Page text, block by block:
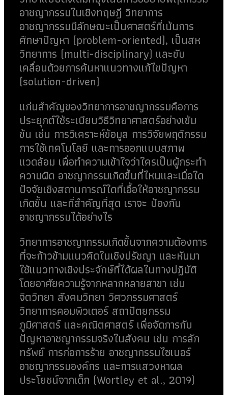
อาชญากรรมในเชิงทฤษฎี วิทยาการ
อาชญากรรมมีลักษณะเป็นศาสตร์ที่เน้นการ
ศึกษาปัญหา (problem-oriented), เป็นสห
วิทยาการ (multi-disciplinary) และขับ
เคลื่อนด้วยการค้นหาแนวทางแก้ไขปัญหา
(solution-driven)
แก่นสำคัญของวิทยาการอาชญากรรมคือการ
ประยุกต์ใช้ระเบียบวิธีวิทยาศาสตร์อย่างเข้ม
ข้น เช่น การวิเคราะห์ข้อมูล การวิจัยพฤติกรรม
การใช้เทคโนโลยี และการออกแบบสภาพ
แวดล้อม เพื่อทำความเข้าใจว่าใครเป็นผู้กระทำ
ความผิด อาชญากรรมเกิดขึ้นที่ไหนและเมื่อใด
ปัจจัยเชิงสถานการณ์ใดที่เอื้อให้อาชญากรรม
เกิดขึ้น และที่สำคัญที่สุด เราจะ ป้องกัน
อาชญากรรมได้อย่างไร
วิทยาการอาชญากรรมเกิดขึ้นจากความต้องการ
ที่จะก้าวข้ามแนวคิดในเชิงปรัชญา และหันมา
ใช้แนวทางเชิงประจักษ์ที่ได้ผลในทางปฏิบัติ
โดยอาศัยความรู้จากหลากหลายสาขา เช่น
จิตวิทยา สังคมวิทยา วิศวกรรมศาสตร์
วิทยาการคอมพิวเตอร์ สถาปัตยกรรม
ภูมิศาสตร์ และคณิตศาสตร์ เพื่อจัดการกับ
ปัญหาอาชญากรรมจริงในสังคม เช่น การลัก
ทรัพย์ การก่อการร้าย อาชญากรรมไซเบอร์
อาชญากรรมองค์กร และการแสวงหาผล
ประโยชน์จากเด็ก (Wortley et al., 2019)